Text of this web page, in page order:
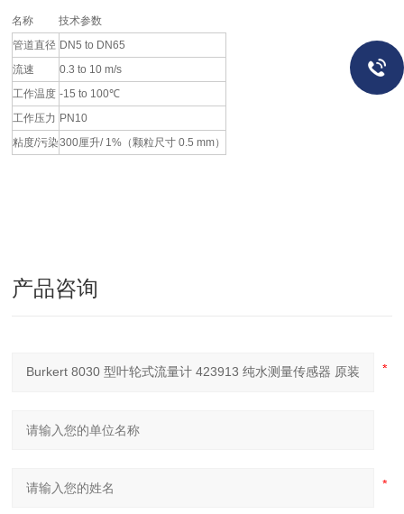
名称
技术参数
管道直径 DN5 to DN65
流速
0.3 to 10 m/s
工作温度 -15 to 100℃
工作压力 PN10
粘度/污染300厘升/ 1%（颗粒尺寸 0.5 mm）
产品咨询